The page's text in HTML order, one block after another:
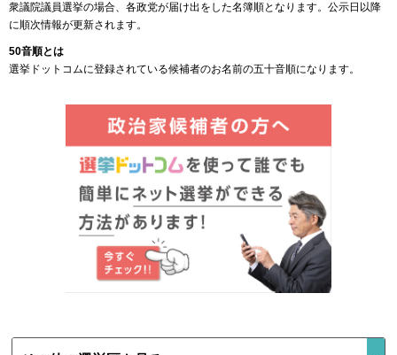
衆議院議員選挙の場合、各政党が届け出をした名簿順となります。公示日以降
に順次情報が更新されます。
50音順とは
選挙ドットコムに登録されている候補者のお名前の五十音順になります。